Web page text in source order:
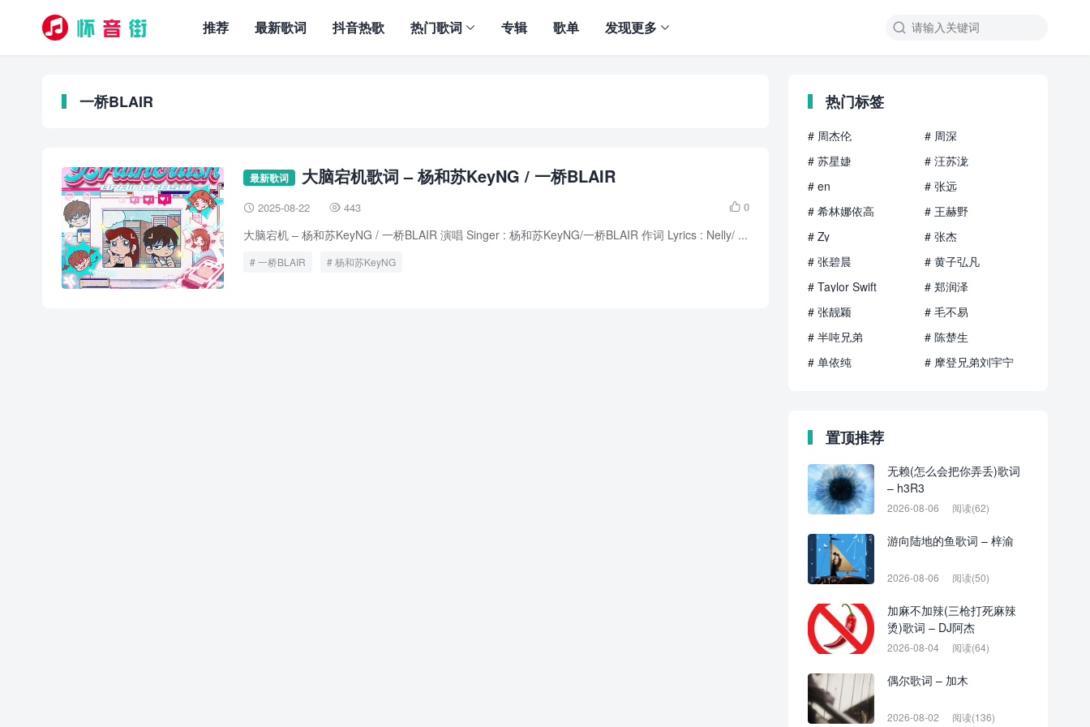

推荐 最新歌词 抖音热歌 热门歌词 专辑 歌单 发现更多
一桥BLAIR
最新歌词 大脑宕机歌词 – 杨和苏KeyNG / 一桥BLAIR
 2025-08-22  443  0
大脑宕机 – 杨和苏KeyNG / 一桥BLAIR 演唱 Singer : 杨和苏KeyNG/一桥BLAIR 作词 Lyrics : Nelly/ ...
一桥BLAIR 杨和苏KeyNG
热门标签
# 周杰伦
# 周深
# 苏星婕
# 汪苏泷
# en
# 张远
# 希林娜依高
# 王赫野
# Zy
# 张杰
# 张碧晨
# 黄子弘凡
# Taylor Swift
# 郑润泽
# 张靓颖
# 毛不易
# 半吨兄弟
# 陈楚生
# 单依纯
# 摩登兄弟刘宇宁
置顶推荐
无赖(怎么会把你弄丢)歌词
– h3R3
2026-08-06 阅读(62)
游向陆地的鱼歌词 – 梓渝
2026-08-06 阅读(50)
加麻不加辣(三枪打死麻辣
烫)歌词 – DJ阿杰
2026-08-04 阅读(64)
偶尔歌词 – 加木
2026-08-02 阅读(136)